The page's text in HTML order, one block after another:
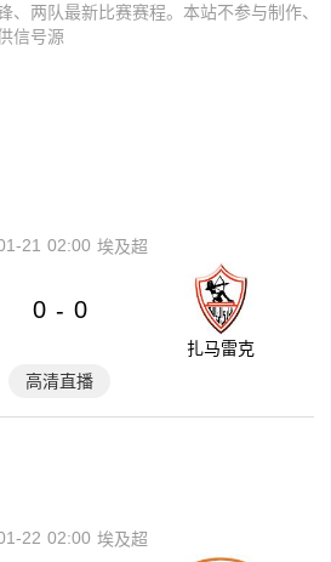
、两队最新比赛赛程。本站不参与制作、
信号源
02:00
21 埃及超
0 - 0
扎马雷克
高清直播
02:00
22 埃及超